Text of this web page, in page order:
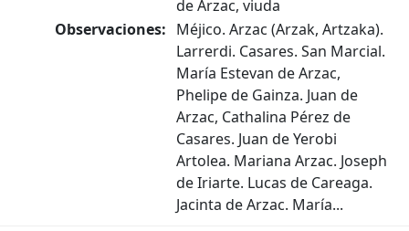
de Arzac, viuda
Observaciones: Méjico. Arzac (Arzak, Artzaka).
Larrerdi. Casares. San Marcial.
María Estevan de Arzac,
Phelipe de Gainza. Juan de
Arzac, Cathalina Pérez de
Casares. Juan de Yerobi
Artolea. Mariana Arzac. Joseph
de Iriarte. Lucas de Careaga.
Jacinta de Arzac. María...